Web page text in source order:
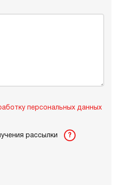
персональных данных
рассылки ?